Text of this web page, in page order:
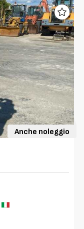
Anche noleggio